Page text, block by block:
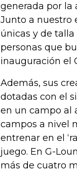
generada por la
Junto a nuestro
únicas y de
personas que
inauguración el
Además, sus
dotadas con el
en un campo al
campos a nivel
entrenar en el
juego. En G-
más de cuatro